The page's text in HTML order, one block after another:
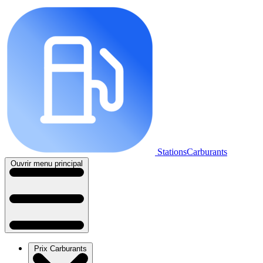
StationsCarburants
Ouvrir menu principal
Prix Carburants